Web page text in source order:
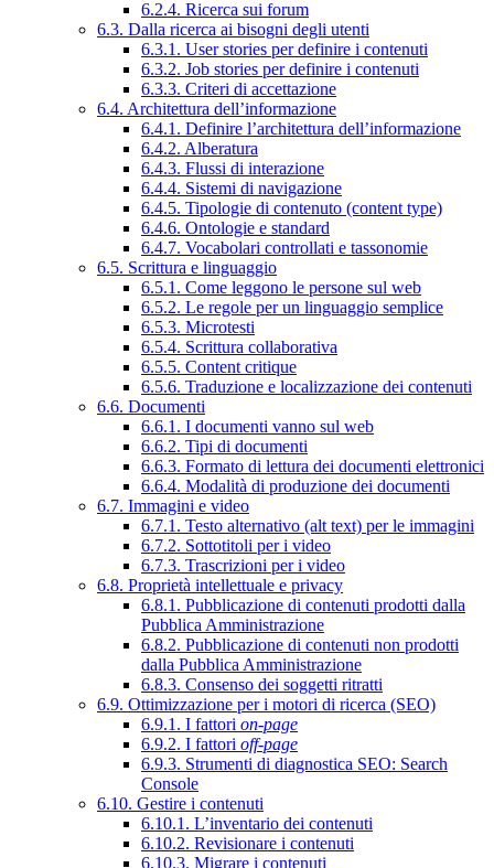
6.2.4. Ricerca sui forum
6.3. Dalla ricerca ai bisogni degli utenti
6.3.1. User stories per definire i contenuti
6.3.2. Job stories per definire i contenuti
6.3.3. Criteri di accettazione
6.4. Architettura dell’informazione
6.4.1. Definire l’architettura dell’informazione
6.4.2. Alberatura
6.4.3. Flussi di interazione
6.4.4. Sistemi di navigazione
6.4.5. Tipologie di contenuto (content type)
6.4.6. Ontologie e standard
6.4.7. Vocabolari controllati e tassonomie
6.5. Scrittura e linguaggio
6.5.1. Come leggono le persone sul web
6.5.2. Le regole per un linguaggio semplice
6.5.3. Microtesti
6.5.4. Scrittura collaborativa
6.5.5. Content critique
6.5.6. Traduzione e localizzazione dei contenuti
6.6. Documenti
6.6.1. I documenti vanno sul web
6.6.2. Tipi di documenti
6.6.3. Formato di lettura dei documenti elettronici
6.6.4. Modalità di produzione dei documenti
6.7. Immagini e video
6.7.1. Testo alternativo (alt text) per le immagini
6.7.2. Sottotitoli per i video
6.7.3. Trascrizioni per i video
6.8. Proprietà intellettuale e privacy
6.8.1. Pubblicazione di contenuti prodotti dalla
Pubblica Amministrazione
6.8.2. Pubblicazione di contenuti non prodotti
dalla Pubblica Amministrazione
6.8.3. Consenso dei soggetti ritratti
6.9. Ottimizzazione per i motori di ricerca (SEO)
6.9.1. I fattori on-page
6.9.2. I fattori off-page
6.9.3. Strumenti di diagnostica SEO: Search
Console
6.10. Gestire i contenuti
6.10.1. L’inventario dei contenuti
6.10.2. Revisionare i contenuti
6.10.3. Migrare i contenuti